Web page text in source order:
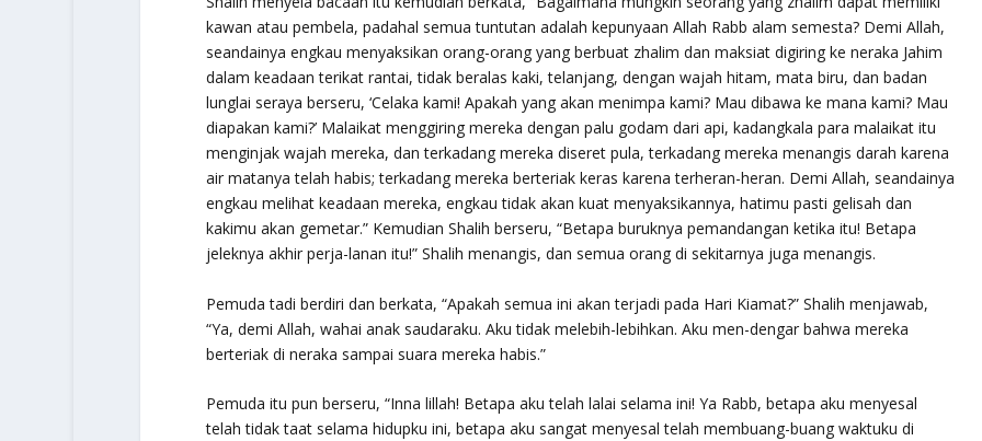
kawan atau pembela, padahal semua tuntutan adalah kepunyaan Allah Rabb alam semesta? Demi Allah,
seandainya engkau menyaksikan orang-orang yang berbuat zhalim dan maksiat digiring ke neraka Jahim
dalam keadaan terikat rantai, tidak beralas kaki, telanjang, dengan wajah hitam, mata biru, dan badan
lunglai seraya berseru, ‘Celaka kami! Apakah yang akan menimpa kami? Mau dibawa ke mana kami? Mau
diapakan kami?’ Malaikat menggiring mereka dengan palu godam dari api, kadangkala para malaikat itu
menginjak wajah mereka, dan terkadang mereka diseret pula, terkadang mereka menangis darah karena
air matanya telah habis; terkadang mereka berteriak keras karena terheran-heran. Demi Allah, seandainya
engkau melihat keadaan mereka, engkau tidak akan kuat menyaksikannya, hatimu pasti gelisah dan
kakimu akan gemetar.” Kemudian Shalih berseru, “Betapa buruknya pemandangan ketika itu! Betapa
jeleknya akhir perja-lanan itu!” Shalih menangis, dan semua orang di sekitarnya juga menangis.
Pemuda tadi berdiri dan berkata, “Apakah semua ini akan terjadi pada Hari Kiamat?” Shalih menjawab,
“Ya, demi Allah, wahai anak saudaraku. Aku tidak melebih-lebihkan. Aku men-dengar bahwa mereka
berteriak di neraka sampai suara mereka habis.”
Pemuda itu pun berseru, “Inna lillah! Betapa aku telah lalai selama ini! Ya Rabb, betapa aku menyesal
telah tidak taat selama hidupku ini, betapa aku sangat menyesal telah membuang-buang waktuku di